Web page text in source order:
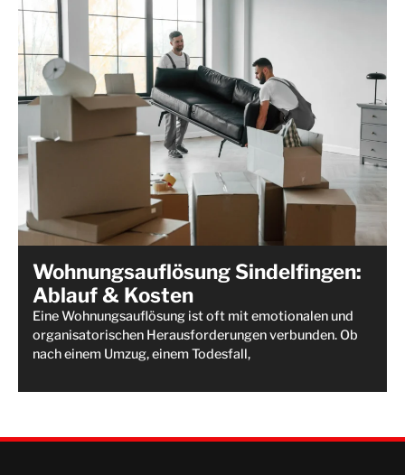
Wohnungsauflösung Sindelfingen:
Ablauf & Kosten
Eine Wohnungsauflösung ist oft mit emotionalen und
organisatorischen Herausforderungen verbunden. Ob
nach einem Umzug, einem Todesfall,